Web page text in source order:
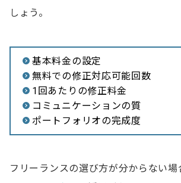
しょう。
基本料金の設定
無料での修正対応可能回数
1回あたりの修正料金
コミュニケーションの質
ポートフォリオの完成度
フリーランスの選び方が分からない場